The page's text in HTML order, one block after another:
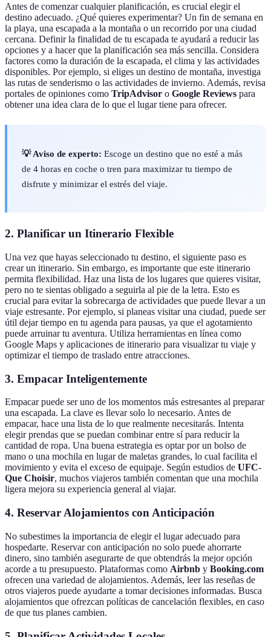
Antes de comenzar cualquier planificación, es crucial elegir el
destino adecuado. ¿Qué quieres experimentar? Un fin de semana en
la playa, una escapada a la montaña o un recorrido por una ciudad
cercana. Definir la finalidad de tu escapada te ayudará a reducir las
opciones y a hacer que la planificación sea más sencilla. Considera
factores como la duración de la escapada, el clima y las actividades
disponibles. Por ejemplo, si eliges un destino de montaña, investiga
las rutas de senderismo o las actividades de invierno. Además, revisa
portales de opiniones como TripAdvisor o Google Reviews para
obtener una idea clara de lo que el lugar tiene para ofrecer.
💡 Aviso de experto: Escoge un destino que no esté a más
de 4 horas en coche o tren para maximizar tu tiempo de
disfrute y minimizar el estrés del viaje.
2. Planificar un Itinerario Flexible
Una vez que hayas seleccionado tu destino, el siguiente paso es
crear un itinerario. Sin embargo, es importante que este itinerario
permita flexibilidad. Haz una lista de los lugares que quieres visitar,
pero no te sientas obligado a seguirla al pie de la letra. Esto es
crucial para evitar la sobrecarga de actividades que puede llevar a un
viaje estresante. Por ejemplo, si planeas visitar una ciudad, puede ser
útil dejar tiempo en tu agenda para pausas, ya que el agotamiento
puede arruinar tu aventura. Utiliza herramientas en línea como
Google Maps y aplicaciones de itinerario para visualizar tu viaje y
optimizar el tiempo de traslado entre atracciones.
3. Empacar Inteligentemente
Empacar puede ser uno de los momentos más estresantes al preparar
una escapada. La clave es llevar solo lo necesario. Antes de
empacar, hace una lista de lo que realmente necesitarás. Intenta
elegir prendas que se puedan combinar entre sí para reducir la
cantidad de ropa. Una buena estrategia es optar por un bolso de
mano o una mochila en lugar de maletas grandes, lo cual facilita el
movimiento y evita el exceso de equipaje. Según estudios de UFC-
Que Choisir, muchos viajeros también comentan que una mochila
ligera mejora su experiencia general al viajar.
4. Reservar Alojamientos con Anticipación
No subestimes la importancia de elegir el lugar adecuado para
hospedarte. Reservar con anticipación no solo puede ahorrarte
dinero, sino también asegurarte de que obtendrás la mejor opción
acorde a tu presupuesto. Plataformas como Airbnb y Booking.com
ofrecen una variedad de alojamientos. Además, leer las reseñas de
otros viajeros puede ayudarte a tomar decisiones informadas. Busca
alojamientos que ofrezcan políticas de cancelación flexibles, en caso
de que tus planes cambien.